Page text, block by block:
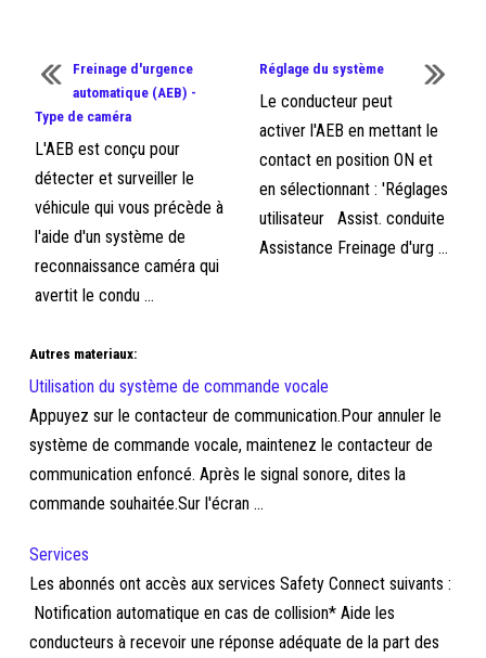
Freinage d'urgence
automatique (AEB) -
Type de caméra
L'AEB est conçu pour
détecter et surveiller le
véhicule qui vous précède à
l'aide d'un système de
reconnaissance caméra qui
avertit le condu ...
Réglage du système
Le conducteur peut
activer l'AEB en mettant le
contact en position ON et
en sélectionnant : 'Réglages
utilisateur Assist. conduite
Assistance Freinage d'urg ...
Autres materiaux:
Utilisation du système de commande vocale
Appuyez sur le contacteur de communication.Pour annuler le
système de commande vocale, maintenez le contacteur de
communication enfoncé. Après le signal sonore, dites la
commande souhaitée.Sur l'écran ...
Services
Les abonnés ont accès aux services Safety Connect suivants :
Notification automatique en cas de collision* Aide les
conducteurs à recevoir une réponse adéquate de la part des